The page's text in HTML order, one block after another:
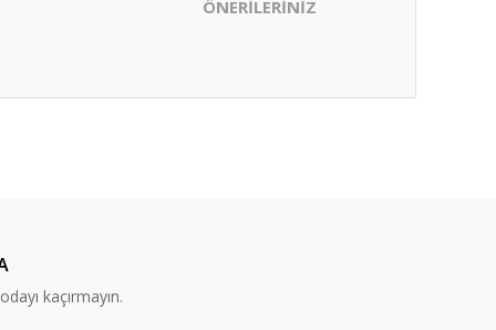
ÖNERİLERİNİZ
kaçırmayın.